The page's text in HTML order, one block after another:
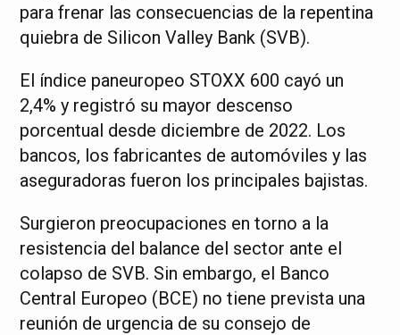
para frenar las consecuencias de la repentina
quiebra de Silicon Valley Bank (SVB).
El índice paneuropeo STOXX 600 cayó un
2,4% y registró su mayor descenso
porcentual desde diciembre de 2022. Los
bancos, los fabricantes de automóviles y las
aseguradoras fueron los principales bajistas.
Surgieron preocupaciones en torno a la
resistencia del balance del sector ante el
colapso de SVB. Sin embargo, el Banco
Central Europeo (BCE) no tiene prevista una
reunión de urgencia de su consejo de